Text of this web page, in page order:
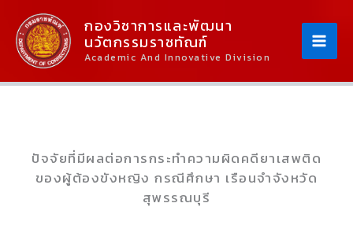
Content
Content
กองวิชาการและพัฒนา
นวัตกรรมราชทัณฑ์
Academic And Innovative Division
ปัจจัยที่มีผลต่อการกระทำความผิดคดียาเสพติด
ของผู้ต้องขังหญิง กรณีศึกษา เรือนจำจังหวัด
สุพรรณบุรี